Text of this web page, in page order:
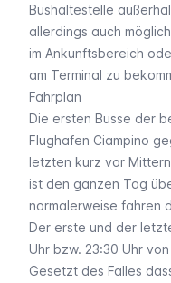
Bushaltestelle
allerdings auch
im Ankunftsbereich
am Terminal zu
Fahrplan
Die ersten Busse der
Flughafen Ciampino
letzten kurz vor
ist den ganzen Tag
normalerweise fahren
Der erste und der
Uhr bzw. 23:30 Uhr
Gesetzt des Falles